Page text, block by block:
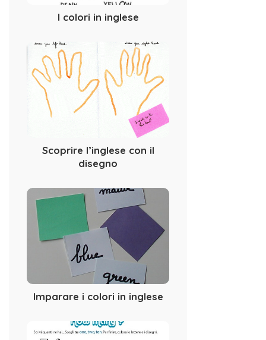
I colori in inglese
Scoprire l’inglese con il
disegno
Imparare i colori in inglese